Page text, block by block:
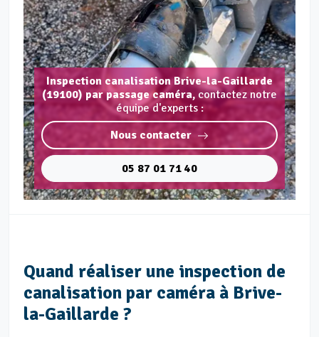
Inspection canalisation Brive-la-Gaillarde
(19100) par passage caméra, contactez notre
équipe d'experts :
Nous contacter
05 87 01 71 40
Quand réaliser une inspection de
canalisation par caméra à Brive-
la-Gaillarde ?